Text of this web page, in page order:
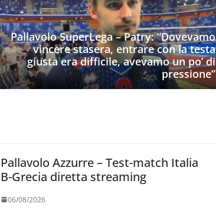
Pallavolo SuperLega – Patry: “Dovevamo
vincere stasera, entrare con la testa
giusta era difficile, avevamo un po’ di
pressione”
Pallavolo Azzurre – Test-match Italia
B-Grecia diretta streaming
06/08/2026